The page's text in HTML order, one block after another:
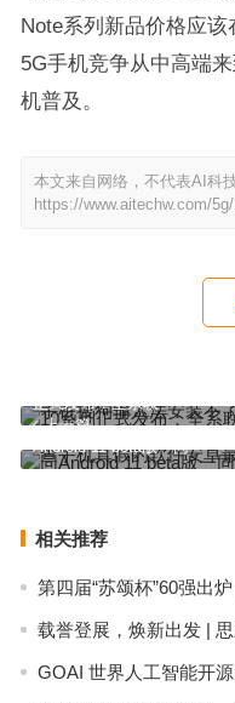
Note系列新品价格应
5G手机竞争从中高端
机普及。
本文来自网络，不代表AI科
https://www.aitechw.com/5g/
上一篇
正式发布：全系联
查手机真假的软件安卓最强
Android 11 beta版一同
相关推荐
第四届“苏颂杯”60强出
载誉登展，焕新出发 |
GOAI 世界人工智能开